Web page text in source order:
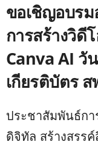
ขอเชิญอบรม
การสร้างวิดี
Canva AI วั
เกียรติบัตร ส
ประชาสัมพันธ์กา
ดิจิทัล สร้างสรร